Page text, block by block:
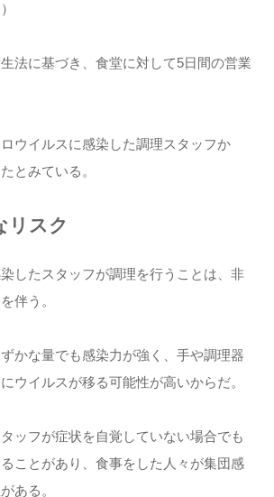
法に基づき、食堂に対して5日間の営業
ウイルスに感染した調理スタッフか
とみている。
リスク
したスタッフが調理を行うことは、非
伴う。
かな量でも感染力が強く、手や調理器
ウイルスが移る可能性が高いからだ。
ッフが症状を自覚していない場合でも
ことがあり、食事をした人々が集団感
ある。